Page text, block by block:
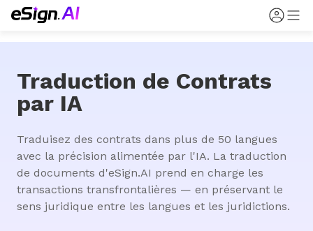
Traduction de Contrats
par IA
Traduisez des contrats dans plus de 50 langues
avec la précision alimentée par l'IA. La traduction
de documents d'eSign.AI prend en charge les
transactions transfrontalières — en préservant le
sens juridique entre les langues et les juridictions.